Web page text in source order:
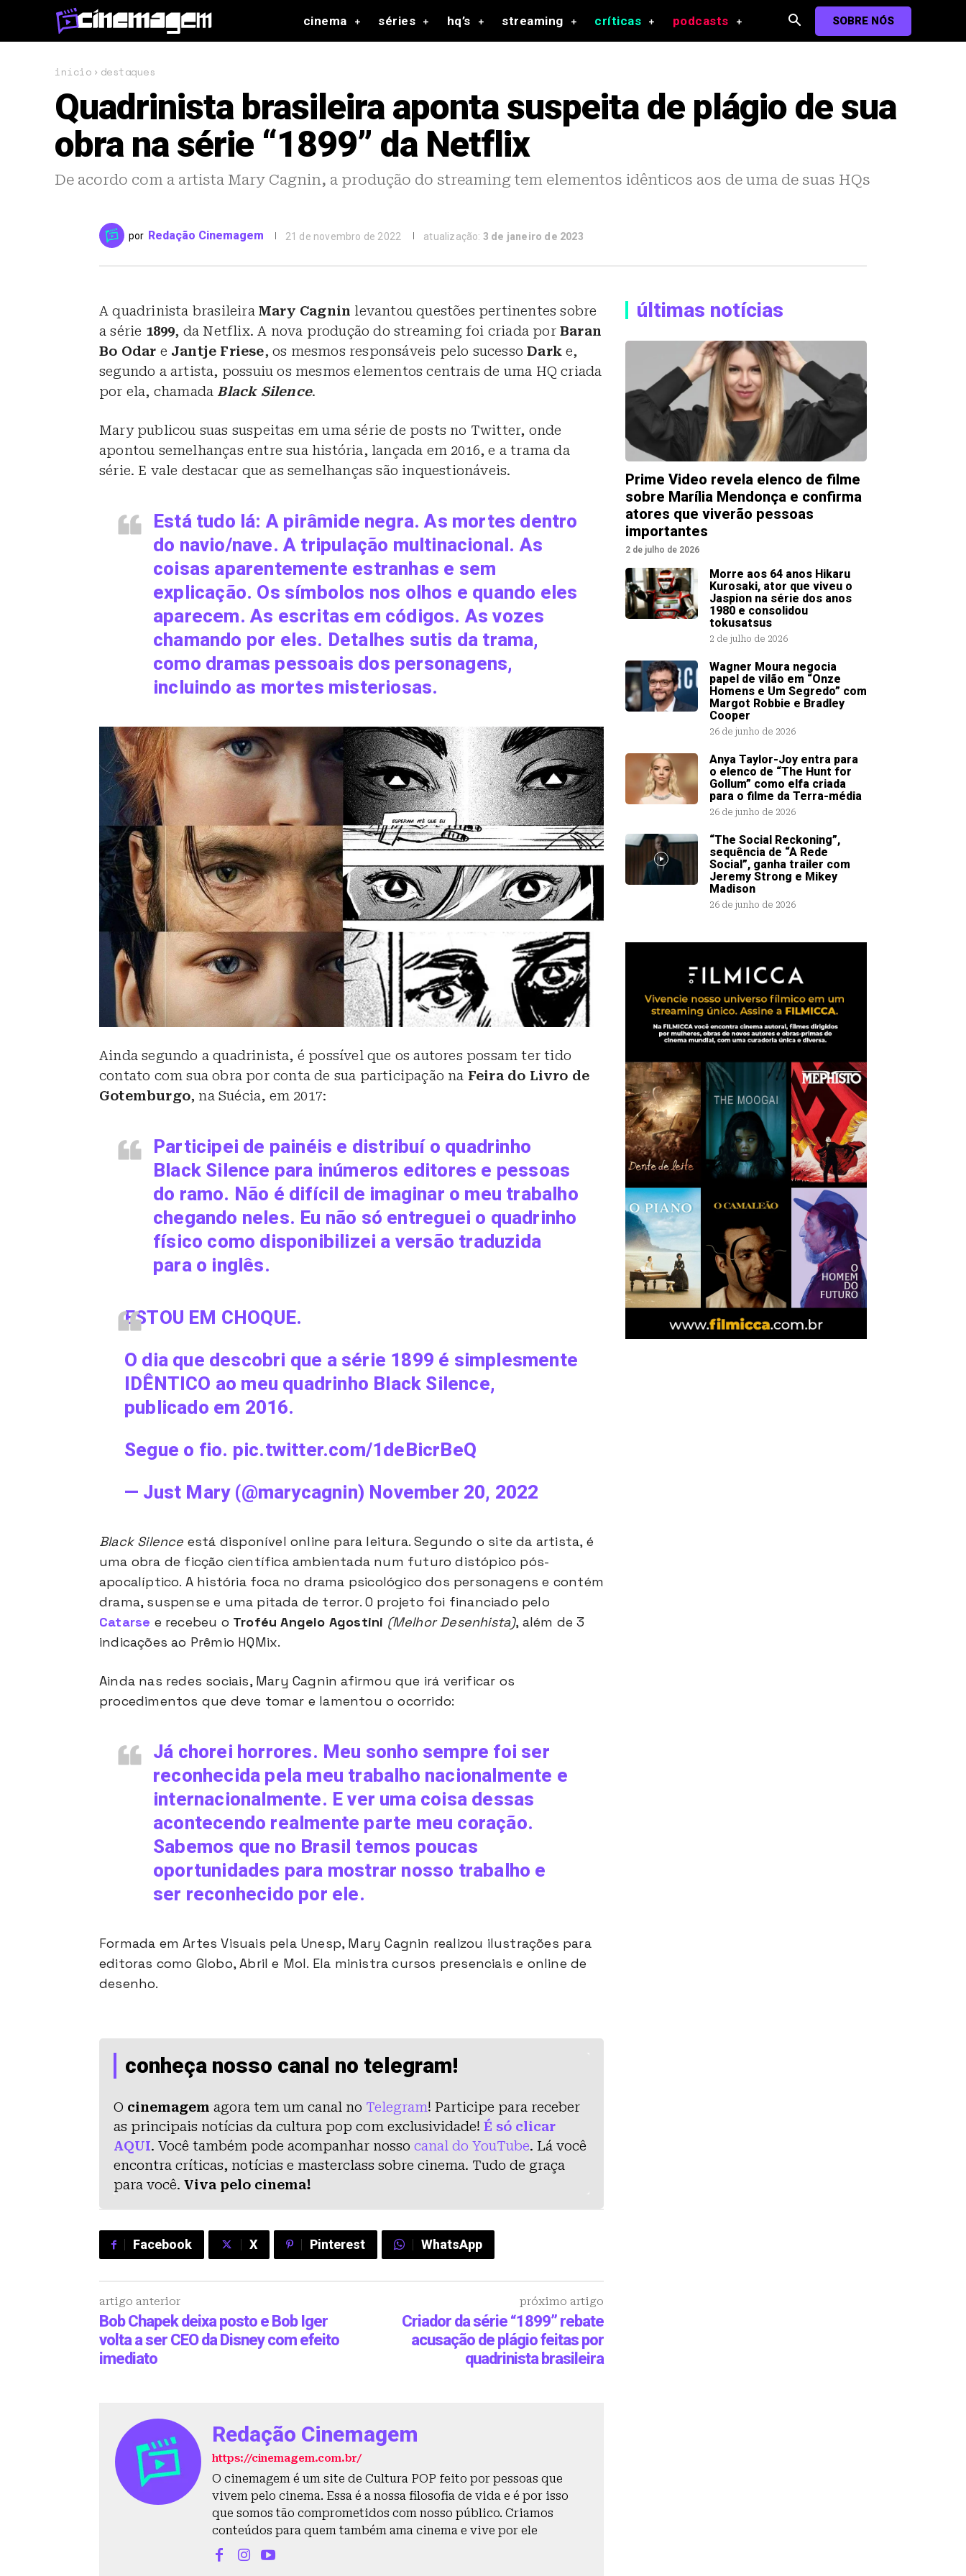
cinema séries hq’s streaming críticas podcasts SOBRE NÓS
início destaques
Quadrinista brasileira aponta suspeita de plágio de sua
obra na série “1899” da Netflix
De acordo com a artista Mary Cagnin, a produção do streaming tem elementos idênticos aos de uma de suas HQs
por Redação Cinemagem 21 de novembro de 2022 atualização: 3 de janeiro de 2023
A quadrinista brasileira Mary Cagnin levantou questões pertinentes sobre
a série 1899, da Netflix. A nova produção do streaming foi criada porBaran
Bo Odar e Jantje Friese, os mesmos responsáveis pelo sucessoDark e,
segundo a artista, possuiu os mesmos elementos centrais de uma HQ criada
por ela, chamada Black Silence.
Mary publicou suas suspeitas em uma série de posts no Twitter, onde
apontou semelhanças entre sua história, lançada em 2016, e a trama da
série. E vale destacar que as semelhanças são inquestionáveis.
Está tudo lá: A pirâmide negra. As mortes dentro
do navio/nave. A tripulação multinacional. As
coisas aparentemente estranhas e sem
explicação. Os símbolos nos olhos e quando eles
aparecem. As escritas em códigos. As vozes
chamando por eles. Detalhes sutis da trama,
como dramas pessoais dos personagens,
incluindo as mortes misteriosas.
Ainda segundo a quadrinista, é possível que os autores possam ter tido
contato com sua obra por conta de sua participação na Feira do Livro de
Gotemburgo, na Suécia, em 2017:
Participei de painéis e distribuí o quadrinho
Black Silence para inúmeros editores e pessoas
do ramo. Não é difícil de imaginar o meu trabalho
chegando neles. Eu não só entreguei o quadrinho
físico como disponibilizei a versão traduzida
para o inglês.
ESTOU EM CHOQUE.
O dia que descobri que a série 1899 é simplesmente
IDÊNTICO ao meu quadrinho Black Silence,
publicado em 2016.
Segue o fio. pic.twitter.com/1deBicrBeQ
— Just Mary (@marycagnin) November 20, 2022
Black Silence está disponível online para leitura. Segundo o site da artista, é
uma obra de ficção científica ambientada num futuro distópico pós-
apocalíptico. A história foca no drama psicológico dos personagens e contém
drama, suspense e uma pitada de terror. O projeto foi financiado pelo
Catarse e recebeu o Troféu Angelo Agostini (Melhor Desenhista), além de 3
indicações ao Prêmio HQMix.
Ainda nas redes sociais, Mary Cagnin afirmou que irá verificar os
procedimentos que deve tomar e lamentou o ocorrido:
Já chorei horrores. Meu sonho sempre foi ser
reconhecida pela meu trabalho nacionalmente e
internacionalmente. E ver uma coisa dessas
acontecendo realmente parte meu coração.
Sabemos que no Brasil temos poucas
oportunidades para mostrar nosso trabalho e
ser reconhecido por ele.
Formada em Artes Visuais pela Unesp, Mary Cagnin realizou ilustrações para
editoras como Globo, Abril e Mol. Ela ministra cursos presenciais e online de
desenho.
conheça nosso canal no telegram!
O cinemagem agora tem um canal no Telegram! Participe para receber
as principais notícias da cultura pop com exclusividade! É só clicar
AQUI. Você também pode acompanhar nosso canal do YouTube. Lá você
encontra críticas, notícias e masterclass sobre cinema. Tudo de graça
para você. Viva pelo cinema!
Facebook X Pinterest WhatsApp
artigo anterior
Bob Chapek deixa posto e Bob Iger
volta a ser CEO da Disney com efeito
imediato
próximo artigo
Criador da série “1899” rebate
acusação de plágio feitas por
quadrinista brasileira
Redação Cinemagem
https://cinemagem.com.br/
O cinemagem é um site de Cultura POP feito por pessoas que
vivem pelo cinema. Essa é a nossa filosofia de vida e é por isso
que somos tão comprometidos com nosso público. Criamos
conteúdos para quem também ama cinema e vive por ele
últimas notícias
Prime Video revela elenco de filme
sobre Marília Mendonça e confirma
atores que viverão pessoas
importantes
2 de julho de 2026
Morre aos 64 anos Hikaru
Kurosaki, ator que viveu o
Jaspion na série dos anos
1980 e consolidou
tokusatsus
2 de julho de 2026
Wagner Moura negocia
papel de vilão em “Onze
Homens e Um Segredo” com
Margot Robbie e Bradley
Cooper
26 de junho de 2026
Anya Taylor-Joy entra para
o elenco de “The Hunt for
Gollum” como elfa criada
para o filme da Terra-média
26 de junho de 2026
“The Social Reckoning”,
sequência de “A Rede
Social”, ganha trailer com
Jeremy Strong e Mikey
Madison
26 de junho de 2026